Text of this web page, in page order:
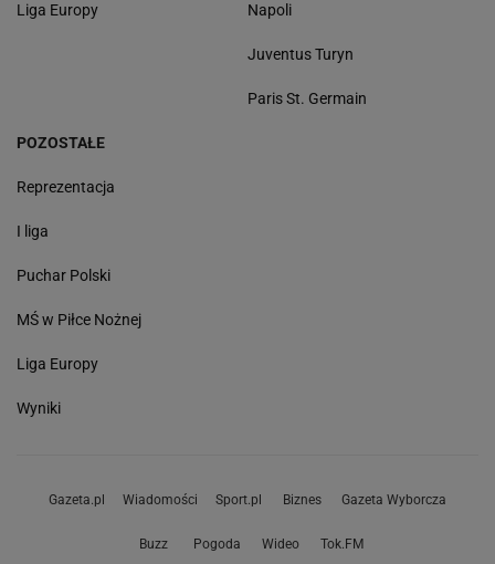
Liga Europy Napoli
Juventus Turyn
Paris St. Germain
POZOSTAŁE
Reprezentacja
I liga
Puchar Polski
MŚ w Piłce Nożnej
Liga Europy
Wyniki
Gazeta.pl Wiadomości Sport.pl Biznes Gazeta Wyborcza
Buzz Pogoda Wideo Tok.FM